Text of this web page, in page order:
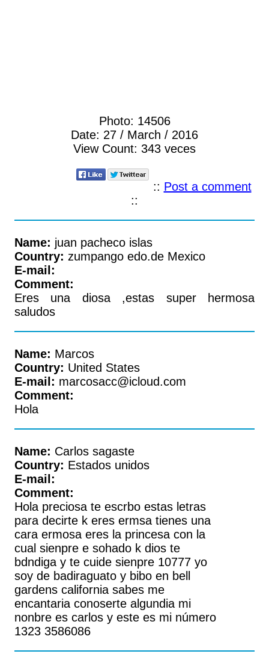
Photo: 14506
Date: 27 / March / 2016
View Count: 343 veces
:: Post a comment
::
Name: juan pacheco islas
Country: zumpango edo.de Mexico
E-mail:
Comment:
Eres una diosa ,estas super hermosa
saludos
Name: Marcos
Country: United States
E-mail: marcosacc@icloud.com
Comment:
Hola
Name: Carlos sagaste
Country: Estados unidos
E-mail:
Comment:
Hola preciosa te escrbo estas letras
para decirte k eres ermsa tienes una
cara ermosa eres la princesa con la
cual sienpre e sohado k dios te
bdndiga y te cuide sienpre 10777 yo
soy de badiraguato y bibo en bell
gardens california sabes me
encantaria conoserte algundia mi
nonbre es carlos y este es mi número
1323 3586086